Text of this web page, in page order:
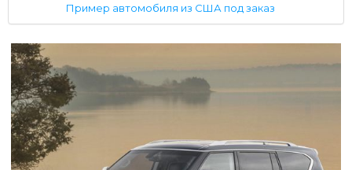
Пример автомобиля из США под заказ